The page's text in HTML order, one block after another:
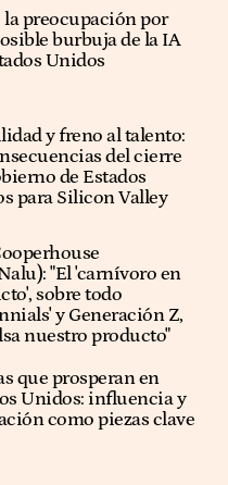
la preocupación por
burbuja de la IA
Unidos
y freno al talento:
del cierre
de Estados
para Silicon Valley
"El 'carnívoro en
sobre todo
y Generación Z,
nuestro producto"
que prosperan en
Unidos: influencia y
como piezas clave